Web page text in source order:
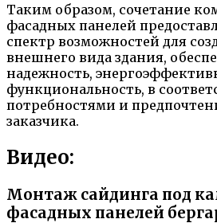
Таким образом, сочетание
фасадных панелей
спектр возможностей для
внешнего вида здания,
надежность,
функциональность, в
потребностями и
заказчика.
Видео:
Монтаж сайдинга под
фасадных панелей